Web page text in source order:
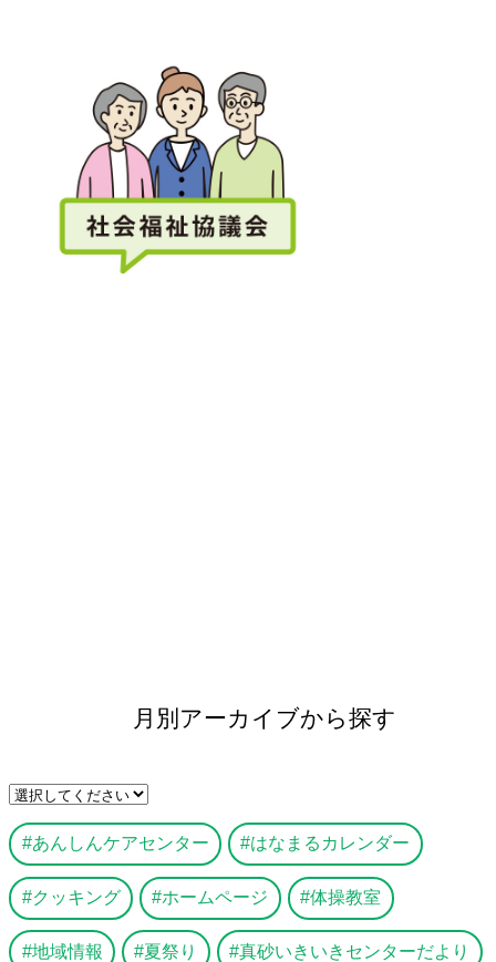
月別アーカイブから探す
あんしんケアセンター はなまるカレンダー
クッキング ホームページ 体操教室
地域情報 夏祭り 真砂いきいきセンターだより